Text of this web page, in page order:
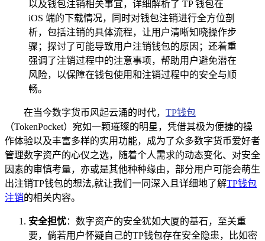
以及钱包注销相关事宜，详细解析了 TP 钱包在
iOS 端的下载情况，同时对钱包注销进行全方位剖
析，包括注销的具体流程，让用户清晰知晓操作步
骤；探讨了可能导致用户注销钱包的原因；还着重
强调了注销过程中的注意事项，帮助用户避免潜在
风险，以保障在钱包使用和注销过程中的安全与顺
畅。
在当今数字货币风起云涌的时代， TP钱包
（TokenPocket）宛如一颗璀璨的明星，凭借其极为便捷的操
作体验以及丰富多样的实用功能，成为了众多数字货币爱好者
管理数字资产的心仪之选，随着个人需求的动态变化、对安全
因素的审慎考量，亦或是其他种种缘由，部分用户可能会萌生
出注销TP钱包的想法,就让我们一同深入且详细地了解TP钱包
注销的相关内容。
安全担忧：数字资产的安全犹如大厦的基石，至关重
要，倘若用户怀疑自己的TP钱包存在安全隐患，比如密